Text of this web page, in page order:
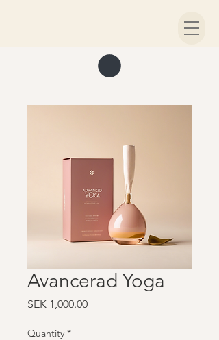
Avancerad Yoga
SEK 1,000.00Price
Quantity *